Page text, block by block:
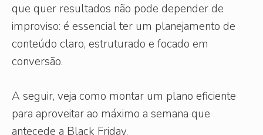
que quer resultados não pode depender de
improviso: é essencial ter um planejamento de
conteúdo claro, estruturado e focado em
conversão.
A seguir, veja como montar um plano eficiente
para aproveitar ao máximo a semana que
antecede a Black Friday.